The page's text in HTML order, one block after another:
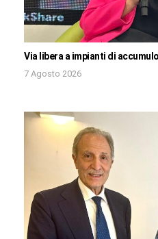
Via libera a impianti di
7 Agosto 2026